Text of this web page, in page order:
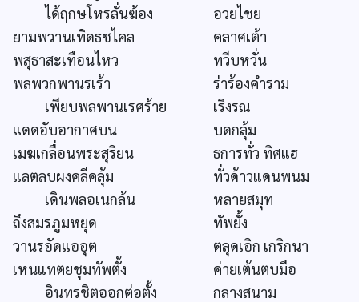
ได้ฤกษโหรลั่นฆ้อง
อวยไชย
ยามพวานเทิดธชไคล
คลาศเต้า
พสุธาสะเทือนไหว
ทวีบหวั่น
พลพวกพานรเร้า
ร่าร้องคำราม
เพียบพลพานเรศร้าย
เริงรณ
แดดอับอากาศบน
บดกลุ้ม
เมฆเกลื่อนพระสุริยน
ธการทั่ว ทิศแฮ
แลตลบผงคลีคลุ้ม
ทั่วด้าวแดนพนม
เดินพลอเนกล้น
หลายสมุท
ถึงสมรภูมหยุด
ทัพยั้ง
วานรอัดแออุต
ตลุดเอิก เกริกนา
เหนแทตยชุมทัพตั้ง
ค่ายเต้นตบมือ
อินทรชิตออกต่อตั้ง
กลางสนาม